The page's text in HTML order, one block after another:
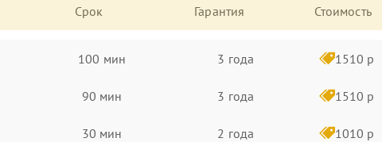
Срок Гарантия Стоимость
100 мин 3 года 1510 р
90 мин 3 года 1510 р
30 мин 2 года 1010 р